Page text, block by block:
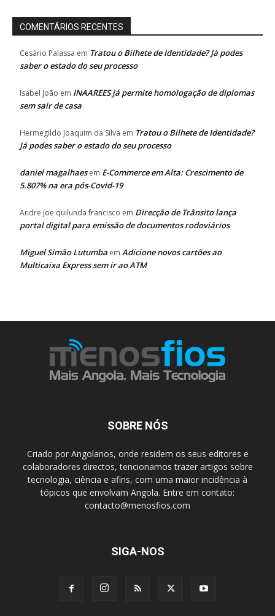
COMENTÁRIOS RECENTES
Cesário Palassa em Tratou o Bilhete de Identidade? Já podes
saber o estado do seu processo
Isabel João em INAAREES já permite homologação de diplomas
sem sair de casa
Hermegildo Joaquim da Silva em Tratou o Bilhete de Identidade?
Já podes saber o estado do seu processo
daniel magalhaesem E-Commerce em Alta: Crescimento de
5.807% na era pós-Covid-19
Andre joe quilunda francisco em Direcção de Trânsito lança
portal digital para emissão de documentos rodoviários
Miguel Simão Lutumba em Adicione novos cartões ao
Multicaixa Express sem ir ao ATM
SOBRE NÓS
Criado por Angolanos, onde residem os seus editores e
colaboradores directos, tencionamos trazer artigos sobre
tecnologia, ciência e afins, com uma maior incidência à
tópicos que envolvam Angola. Entre em contato:
contacto@menosfios.com
SIGA-NOS